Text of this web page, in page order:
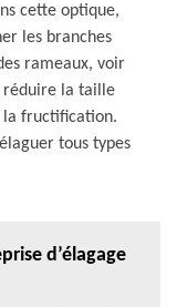
cette optique,
les branches
rameaux, voir
réduire la taille
la fructification.
tous types
d’élagage